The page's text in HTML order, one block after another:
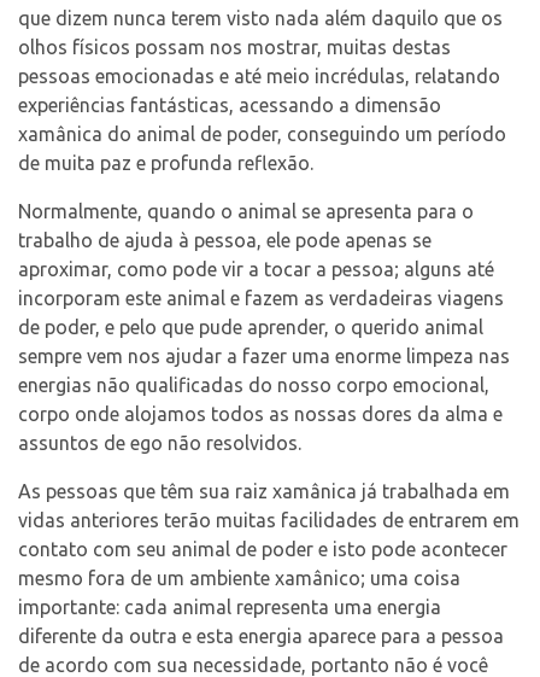
que dizem nunca terem visto nada além daquilo que os
olhos físicos possam nos mostrar, muitas destas
pessoas emocionadas e até meio incrédulas, relatando
experiências fantásticas, acessando a dimensão
xamânica do animal de poder, conseguindo um período
de muita paz e profunda reflexão.
Normalmente, quando o animal se apresenta para o
trabalho de ajuda à pessoa, ele pode apenas se
aproximar, como pode vir a tocar a pessoa; alguns até
incorporam este animal e fazem as verdadeiras viagens
de poder, e pelo que pude aprender, o querido animal
sempre vem nos ajudar a fazer uma enorme limpeza nas
energias não qualificadas do nosso corpo emocional,
corpo onde alojamos todos as nossas dores da alma e
assuntos de ego não resolvidos.
As pessoas que têm sua raiz xamânica já trabalhada em
vidas anteriores terão muitas facilidades de entrarem em
contato com seu animal de poder e isto pode acontecer
mesmo fora de um ambiente xamânico; uma coisa
importante: cada animal representa uma energia
diferente da outra e esta energia aparece para a pessoa
de acordo com sua necessidade, portanto não é você